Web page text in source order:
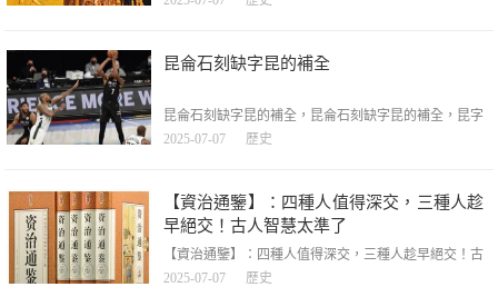
日戰爭和侵華戰爭中偷盜，搶奪得來的。日本敢搶卻不
昆侖石刻缺字昆的補全
昆侖石刻缺字昆的補全，昆侖石刻缺字昆的補全，昆字
大部份殘缺，上部日旁僅存一半。修復難度大。1、先
垂。③左側豎線較為垂直。④右側豎線不太垂直，近乎
圓弧形。由上文①②
2025-07-07 歷史
【資治通鑒】：四種人值得深交，三種人趁
早絕交！古人智慧太準了
【資治通鑒】：四種人值得深交，三種人趁早絕交！古
人智慧太準了，【資治通鑒】：四種人值得深交，三種
2025-07-07 歷史